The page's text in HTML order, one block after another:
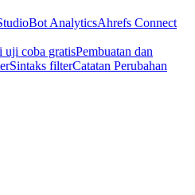
Bot AnalyticsAhrefs Connect
uji coba gratisPembuatan dan
Sintaks filterCatatan Perubahan